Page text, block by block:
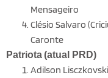
Mensageiro
Clésio Salvaro
Caronte
Patriota(atual PRD)
Adilson